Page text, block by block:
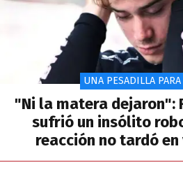
UNA PESADILLA PARA
"Ni la matera dejaron":
sufrió un insólito
reacción no tardó